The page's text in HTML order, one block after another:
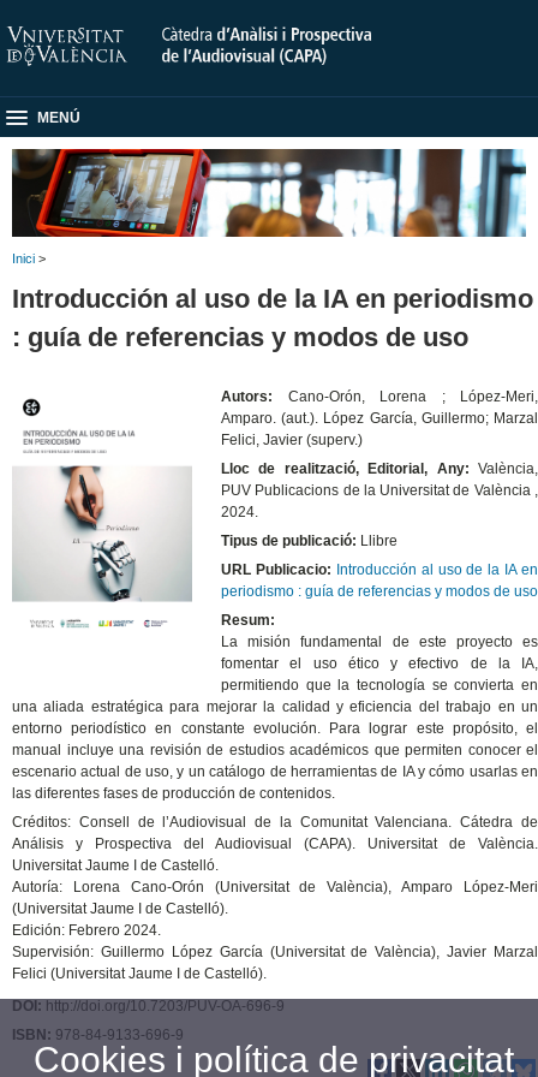
MENÚ
Inici >
Introducción al uso de la IA en periodismo
: guía de referencias y modos de uso
Autors: Cano-Orón, Lorena ; López-Meri,
Amparo. (aut.). López García, Guillermo; Marzal
Felici, Javier (superv.)
Lloc de realització, Editorial, Any: València,
PUV Publicacions de la Universitat de València ,
2024.
Tipus de publicació: Llibre
URL Publicacio: Introducción al uso de la IA en
periodismo : guía de referencias y modos de uso
Resum:
La misión fundamental de este proyecto es
fomentar el uso ético y efectivo de la IA,
permitiendo que la tecnología se convierta en
una aliada estratégica para mejorar la calidad y eficiencia del trabajo en un
entorno periodístico en constante evolución. Para lograr este propósito, el
manual incluye una revisión de estudios académicos que permiten conocer el
escenario actual de uso, y un catálogo de herramientas de IA y cómo usarlas en
las diferentes fases de producción de contenidos.
Créditos: Consell de l’Audiovisual de la Comunitat Valenciana. Cátedra de
Análisis y Prospectiva del Audiovisual (CAPA). Universitat de València.
Universitat Jaume I de Castelló.
Autoría: Lorena Cano-Orón (Universitat de València), Amparo López-Meri
(Universitat Jaume I de Castelló).
Edición: Febrero 2024.
Supervisión: Guillermo López García (Universitat de València), Javier Marzal
Felici (Universitat Jaume I de Castelló).
DOI: http://doi.org/10.7203/PUV-OA-696-9
ISBN: 978-84-9133-696-9
Cookies i política de privacitat